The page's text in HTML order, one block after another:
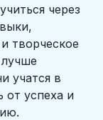
через
творческое
учатся в
от успеха и